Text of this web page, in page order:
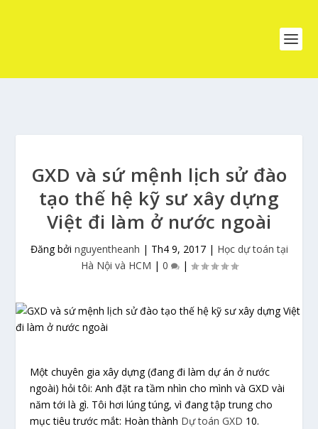
GXD và sứ mệnh lịch sử đào
tạo thế hệ kỹ sư xây dựng
Việt đi làm ở nước ngoài
Đăng bởi nguyentheanh | Th4 9, 2017| Học dự toán tại
Hà Nội và HCM | 0 |
Một chuyên gia xây dựng (đang đi làm dự án ở nước
ngoài) hỏi tôi: Anh đặt ra tầm nhìn cho mình và GXD vài
năm tới là gì. Tôi hơi lúng túng, vì đang tập trung cho
mục tiêu trước mắt: Hoàn thành Dự toán GXD 10.